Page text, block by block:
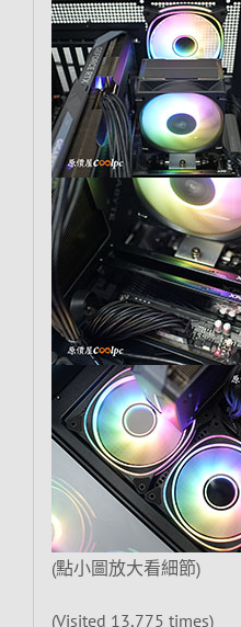
(點小圖放大看細節)
(Visited 13,775 times)